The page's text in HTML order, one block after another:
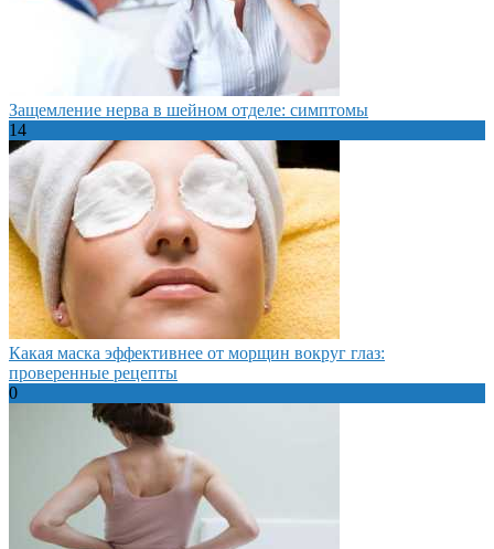
Защемление нерва в шейном отделе: симптомы
14
Какая маска эффективнее от морщин вокруг глаз:
проверенные рецепты
0